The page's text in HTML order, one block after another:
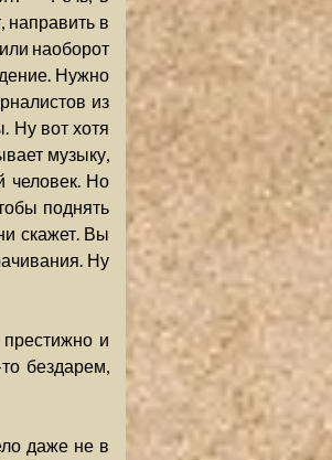
направить в
наоборот
Нужно
из
Ну вот хотя
музыку,
человек. Но
поднять
скажет. Вы
Ну
и
бездарем,
даже не в